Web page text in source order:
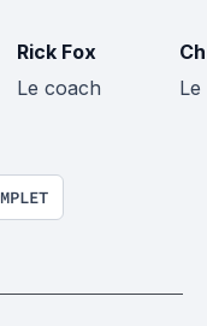
Rick Fox
Le coach